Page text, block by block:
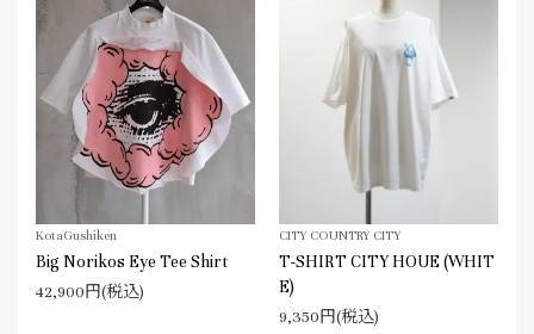
KotaGushiken
Big Norikos Eye Tee Shirt
42,900円(税込)
CITY COUNTRY CITY
T-SHIRT CITY HOUE (WHIT
E)
9,350円(税込)